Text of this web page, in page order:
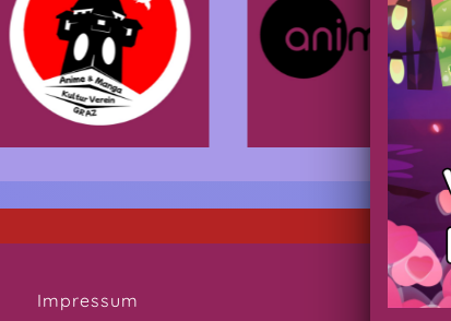
Impressum